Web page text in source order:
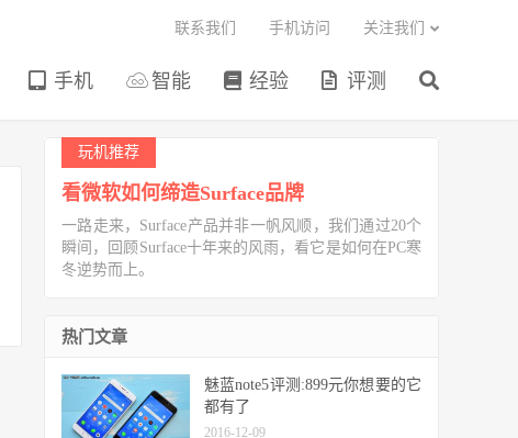
手机 智能 经验 评测
联系我们 手机访问 关注我们
玩机推荐
看微软如何缔造Surface品牌
一路走来，Surface产品并非一帆风顺，我们通过20个
瞬间，回顾Surface十年来的风雨，看它是如何在PC寒
冬逆势而上。
热门文章
魅蓝note5评测:899元你想要的它
都有了
2016-12-09